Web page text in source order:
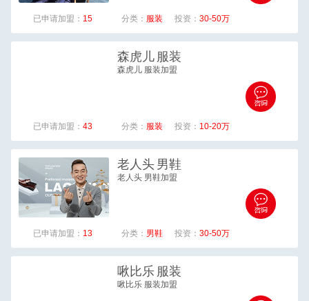
已申请加盟： 15 分类： 服装 投资：30-50万
森虎儿 服装
森虎儿 服装加盟
已申请加盟： 43 分类： 服装 投资： 10-20万
老人头 男鞋
老人头 男鞋加盟
已申请加盟： 13 分类： 男鞋 投资：30-50万
啾比乐 服装
啾比乐 服装加盟